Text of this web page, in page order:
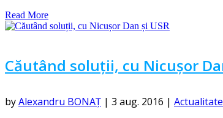
Read More
Căutând soluții, cu Nicușor
byAlexandru BONAȚ | 3 aug. 2016 | Actualitate